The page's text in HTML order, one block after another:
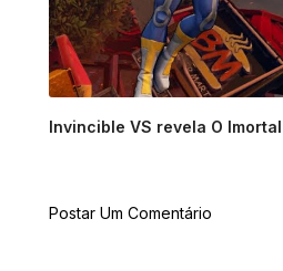
Invincible VS revela O
Postar Um Comentário